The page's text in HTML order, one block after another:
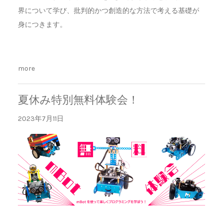
界について学び、批判的かつ創造的な方法で考える基礎が
身につきます。
more
夏休み特別無料体験会！
2023年7月11日